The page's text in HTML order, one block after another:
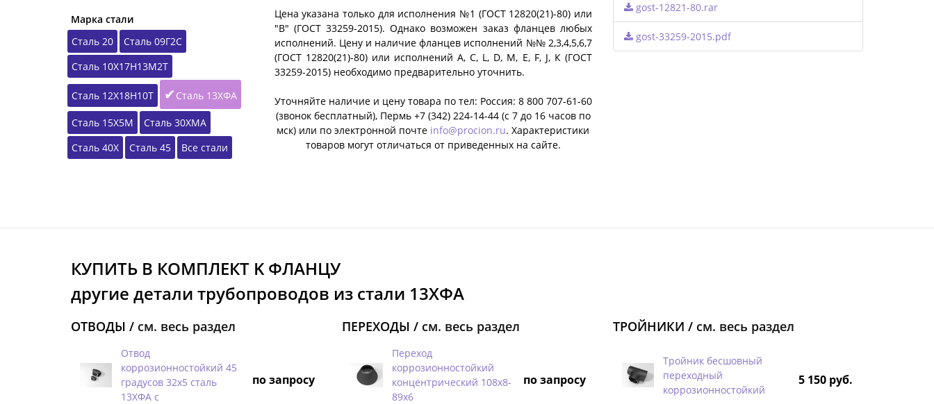
Марка стали
Сталь 20
Сталь 09Г2С
Сталь 10Х17Н13М2Т
Сталь 12Х18Н10Т Сталь 13ХФА
Сталь 15Х5М
Сталь 30ХМА
Сталь 40Х
Сталь 45 Все стали
Цена указана только для исполнения №1 (ГОСТ 12820(21)-80) или
"B" (ГОСТ 33259-2015). Однако возможен заказ фланцев любых
исполнений. Цену и наличие фланцев исполнений №№ 2,3,4,5,6,7
(ГОСТ 12820(21)-80) или исполнений A, C, L, D, M, E, F, J, К (ГОСТ
33259-2015) необходимо предварительно уточнить.
Уточняйте наличие и цену товара по тел: Россия: 8 800 707-61-60
(звонок бесплатный), Пермь +7 (342) 224-14-44 (c 7 до 16 часов по
мск) или по электронной почте info@procion.ru. Характеристики
товаров могут отличаться от приведенных на сайте.
gost-12821-80.rar
gost-33259-2015.pdf
КУПИТЬ В КОМПЛЕКТ K ФЛАНЦУ
другие детали трубопроводов из стали 13ХФА
ОТВОДЫ / см. весь раздел
Отвод
коррозионностойкий 45
градусов 32х5 сталь
13ХФА с
по запросу
ПЕРЕХОДЫ / см. весь раздел
Переход
коррозионностойкий
концентрический 108х8-
89х6
по запросу
ТРОЙНИКИ / см. весь раздел
Тройник бесшовный
переходный
коррозионностойкий
5 150 руб.